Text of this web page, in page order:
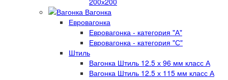
Вагонка
Евровагонка
Евровагонка - категория "А"
Евровагонка - категория "С"
Штиль
Вагонка Штиль 12.5 х 96 мм класс А
Вагонка Штиль 12.5 х 115 мм класс А